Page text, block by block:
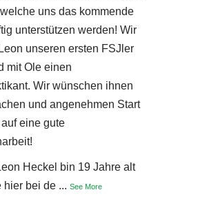
uns das kommende
unterstützen werden! Wir
unseren ersten FSJler
mit Ole einen
Wir wünschen ihnen
und angenehmen Start
eine gute
Heckel bin 19 Jahre alt
hier bei de ... See More